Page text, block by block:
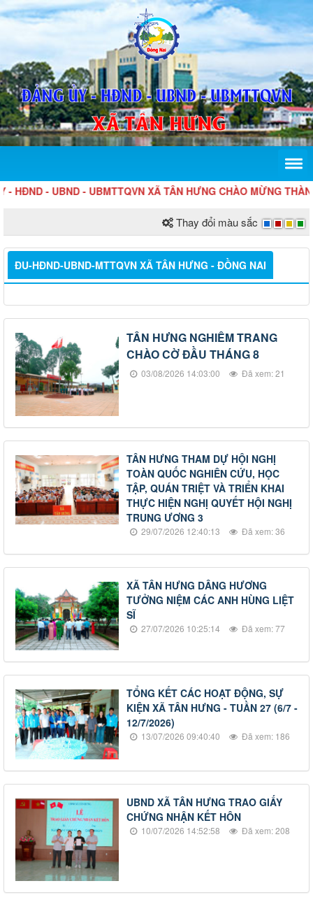
- UBND - UBMTTQVN XÃ TÂN HƯNG CHÀO MỪNG THÀNH
Thay đổi màu sắc
ĐU-HĐND-UBND-MTTQVN XÃ TÂN HƯNG - ĐỒNG NAI
TÂN HƯNG NGHIÊM TRANG
CHÀO CỜ ĐẦU THÁNG 8
03/08/2026 14:03:00 Đã xem: 21
TÂN HƯNG THAM DỰ HỘI NGHỊ
TOÀN QUỐC NGHIÊN CỨU, HỌC
TẬP, QUÁN TRIỆT VÀ TRIỂN KHAI
THỰC HIỆN NGHỊ QUYẾT HỘI NGHỊ
TRUNG ƯƠNG 3
29/07/2026 12:40:13 Đã xem: 36
XÃ TÂN HƯNG DÂNG HƯƠNG
TƯỞNG NIỆM CÁC ANH HÙNG LIỆT
SĨ
27/07/2026 10:25:14 Đã xem: 77
TỔNG KẾT CÁC HOẠT ĐỘNG, SỰ
KIỆN XÃ TÂN HƯNG - TUẦN 27 (6/7 -
12/7/2026)
13/07/2026 09:40:40 Đã xem: 186
UBND XÃ TÂN HƯNG TRAO GIẤY
CHỨNG NHẬN KẾT HÔN
10/07/2026 14:52:58 Đã xem: 208